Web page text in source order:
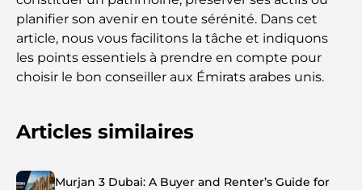
planifier son avenir en toute sérénité. Dans cet
article, nous vous facilitons la tâche et indiquons
les points essentiels à prendre en compte pour
choisir le bon conseiller aux Émirats arabes unis.
Articles similaires
Murjan 3 Dubai: A Buyer and Renter’s Guide for